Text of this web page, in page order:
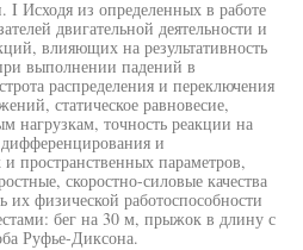
I Исходя из определенных в работе
двигательной деятельности и
влияющих на результативность
выполнении падений в
распределения и переключения
статическое равновесие,
нагрузкам, точность реакции на
и
пространственных параметров,
скоростно-силовые качества
физической работоспособности
бег на 30 м, прыжок в длину с
Руфье-Диксона.